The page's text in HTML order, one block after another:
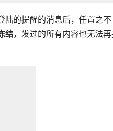
陆的提醒的消息后，任置之不
结，发过的所有内容也无法